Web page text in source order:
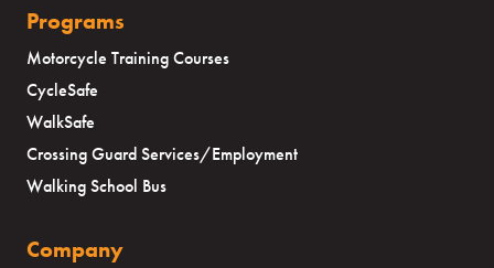
Programs
Motorcycle Training Courses
CycleSafe
WalkSafe
Crossing Guard Services/Employment
Walking School Bus
Company